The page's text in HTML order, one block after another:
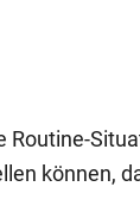
Routine-
können,